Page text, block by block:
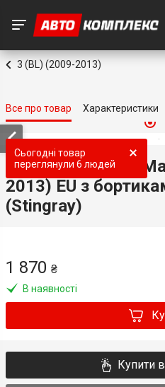
3 (BL) (2009-2013)
Все про товар Характеристики
Сьогодні товар
переглянули 6 людей
3D килимки для
2013) EU з
(Stingray)
1 870 ₴
В наявності
Купити